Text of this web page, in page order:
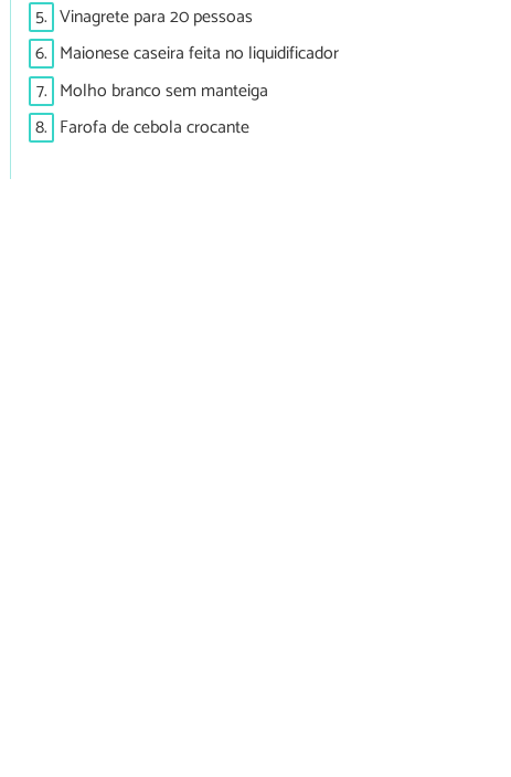
5. Vinagrete para 20 pessoas
6. Maionese caseira feita no liquidificador
7. Molho branco sem manteiga
8. Farofa de cebola crocante